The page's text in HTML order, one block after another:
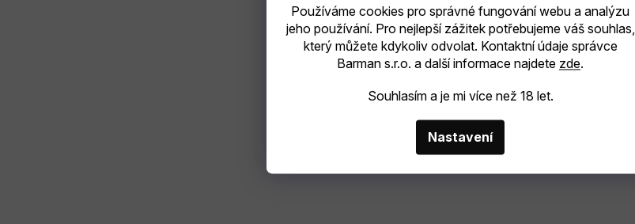
Používáme cookies pro správné fungování webu a analýzu
jeho používání. Pro nejlepší zážitek potřebujeme váš souhlas,
který můžete kdykoliv odvolat. Kontaktní údaje správce
Barman s.r.o. a další informace najdete zde.
Souhlasím a je mi více než 18 let.
Nastavení